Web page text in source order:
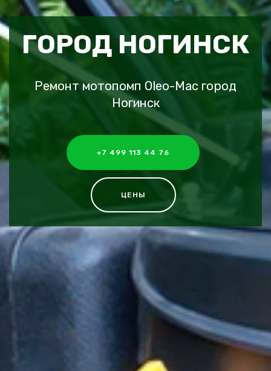
ГОРОД НОГИНСК
Ремонт мотопомп Oleo-Mac город
Ногинск
+7 499 113 44 76
ЦЕНЫ